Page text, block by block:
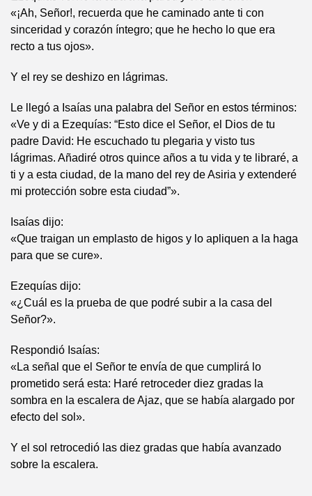
«¡Ah, Señor!, recuerda que he caminado ante ti con
sinceridad y corazón íntegro; que he hecho lo que era
recto a tus ojos».
Y el rey se deshizo en lágrimas.
Le llegó a Isaías una palabra del Señor en estos términos:
«Ve y di a Ezequías: “Esto dice el Señor, el Dios de tu
padre David: He escuchado tu plegaria y visto tus
lágrimas. Añadiré otros quince años a tu vida y te libraré, a
ti y a esta ciudad, de la mano del rey de Asiria y extenderé
mi protección sobre esta ciudad”».
Isaías dijo:
«Que traigan un emplasto de higos y lo apliquen a la haga
para que se cure».
Ezequías dijo:
«¿Cuál es la prueba de que podré subir a la casa del
Señor?».
Respondió Isaías:
«La señal que el Señor te envía de que cumplirá lo
prometido será esta: Haré retroceder diez gradas la
sombra en la escalera de Ajaz, que se había alargado por
efecto del sol».
Y el sol retrocedió las diez gradas que había avanzado
sobre la escalera.